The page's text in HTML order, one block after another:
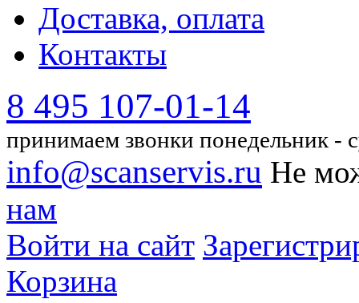
Доставка, оплата
Контакты
8 495 107-01-14
принимаем звонки понедельник -
info@scanservis.ru Не
нам
Войти на сайт
Корзина